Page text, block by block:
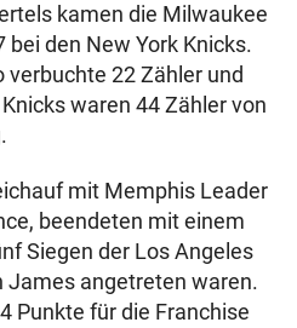
kamen die Milwaukee
bei den New York Knicks.
22 Zähler und
waren 44 Zähler von
mit Memphis Leader
beendeten mit einem
Siegen der Los Angeles
James angetreten waren.
Punkte für die Franchise